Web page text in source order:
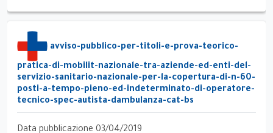
avviso-pubblico-per-titoli-e-prova-teorico-
pratica-di-mobilit-nazionale-tra-aziende-ed-enti-del-
servizio-sanitario-nazionale-per-la-copertura-di-n-60-
posti-a-tempo-pieno-ed-indeterminato-di-operatore-
tecnico-spec-autista-dambulanza-cat-bs
Data pubblicazione 03/04/2019